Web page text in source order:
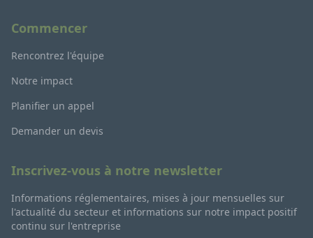
Commencer
Rencontrez l'équipe
Notre impact
Planifier un appel
Demander un devis
Inscrivez-vous à notre newsletter
Informations réglementaires, mises à jour mensuelles sur
l'actualité du secteur et informations sur notre impact positif
continu sur l'entreprise